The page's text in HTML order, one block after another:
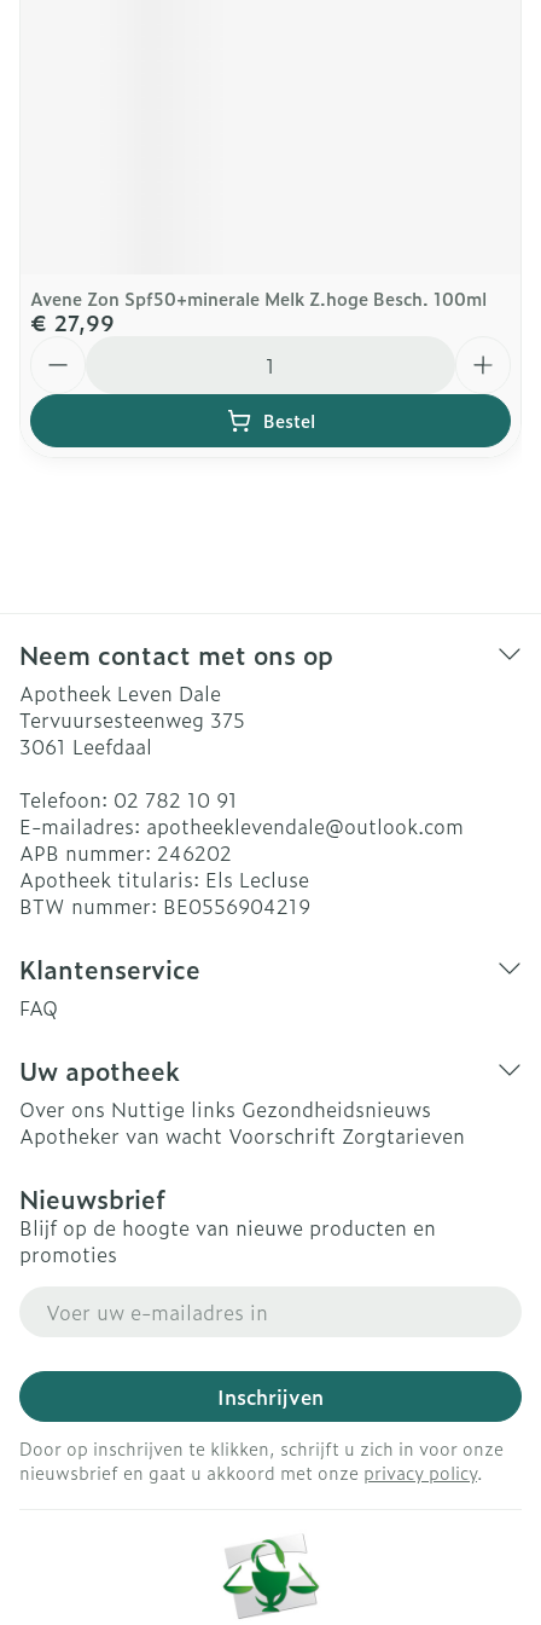
Avene Zon Spf50+minerale Melk Z.hoge Besch. 100ml
€ 27,99
Bestel
Neem contact met ons op
Apotheek Leven Dale
Tervuursesteenweg 375
3061 Leefdaal
Telefoon: 02 782 10 91
E-mailadres: apotheeklevendale@outlook.com
APB nummer: 246202
Apotheek titularis: Els Lecluse
BTW nummer: BE0556904219
Klantenservice
FAQ
Uw apotheek
Over ons Nuttige links Gezondheidsnieuws
Apotheker van wacht Voorschrift Zorgtarieven
Nieuwsbrief
Blijf op de hoogte van nieuwe producten en
promoties
Inschrijven
Door op inschrijven te klikken, schrijft u zich in voor onze
nieuwsbrief en gaat u akkoord met onze privacy policy.